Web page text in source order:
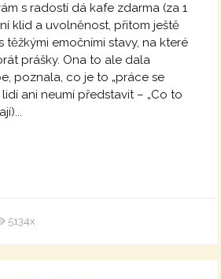
s radostí dá kafe zdarma (za 1
klid a uvolněnost, přitom ještě
těžkými emočními stavy, na které
prášky. Ona to ale dala
poznala, co je to „práce se
ani neumí představit – „Co to
5134x